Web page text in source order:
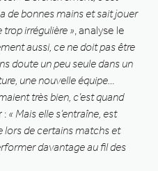
de bonnes mains et sait jouer
irrégulière » , analyse le
aussi, ce ne doit pas être
doute un peu seule dans un
une nouvelle équipe…
très bien, c’est quand
: « Mais elle s’entraîne, est
lors de certains matchs et
davantage au fil des